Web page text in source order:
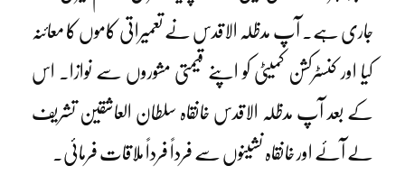
جاری ہے۔ آپ مدظلہ الاقدس نے تعمیراتی کاموں کا معائنہ
کیا اور کنسٹرکشن کمیٹی کو اپنے قیمتی مشوروں سے نوازا۔ اس
کے بعد آپ مدظلہ الاقدس خانقاہ سلطان العاشقین تشریف
لے آئے اور خانقاہ نشینوں سے فرداً فرداً ملاقات فرمائی۔